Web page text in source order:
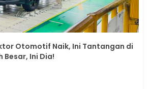
Otomotif Naik, Ini Tantangan di
Besar, Ini Dia!